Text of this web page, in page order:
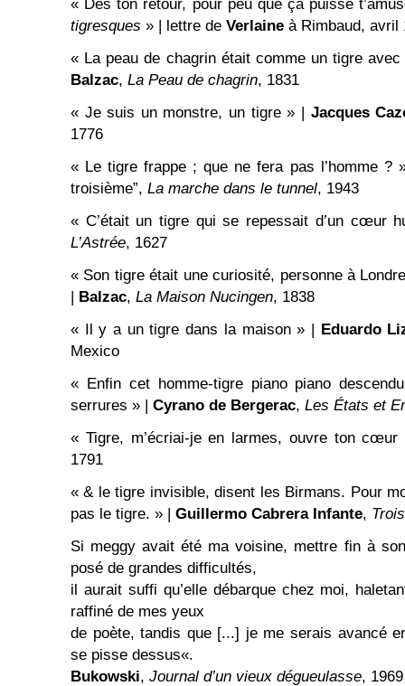
« Dès ton retour, pour peu que ça puisse
tigresques » | lettre de Verlaine à Rimbaud, avril
« La peau de chagrin était comme un tigre
Balzac, La Peau de chagrin, 1831
« Je suis un monstre, un tigre » | Jacques
1776
« Le tigre frappe ; que ne fera pas l’homme ?
troisième”, La marche dans le tunnel, 1943
« C’était un tigre qui se repessait d’un cœur
L’Astrée, 1627
« Son tigre était une curiosité, personne à
| Balzac, La Maison Nucingen, 1838
« Il y a un tigre dans la maison » | Eduardo
Mexico
« Enfin cet homme-tigre piano piano
serrures » | Cyrano de Bergerac, Les États et
« Tigre, m’écriai-je en larmes, ouvre ton
1791
« & le tigre invisible, disent les Birmans. Pour
pas le tigre. » | Guillermo Cabrera Infante,
Si meggy avait été ma voisine, mettre fin à
posé de grandes difficultés,
il aurait suffi qu’elle débarque chez moi,
raffiné de mes yeux
de poète, tandis que [...] je me serais avancé
se pisse dessus«.
Bukowski, Journal d’un vieux dégueulasse, 1969